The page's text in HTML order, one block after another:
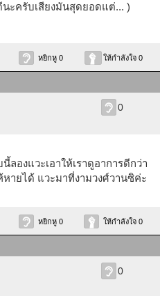
นะครับเสียงมันสุดยอดแต่... )
หยิกหู 0 ให้กำลังใจ 0
0
องแวะเอาให้เราดูอาการดีกว่า
ายได้ แวะมาที่งามวงศ์วานซิค่ะ
หยิกหู 0 ให้กำลังใจ 0
0